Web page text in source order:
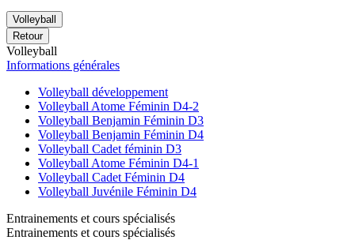
Volleyball
Retour
Volleyball
Informations générales
Volleyball développement
Volleyball Atome Féminin D4-2
Volleyball Benjamin Féminin D3
Volleyball Benjamin Féminin D4
Volleyball Cadet féminin D3
Volleyball Atome Féminin D4-1
Volleyball Cadet Féminin D4
Volleyball Juvénile Féminin D4
Entrainements et cours spécialisés
Entrainements et cours spécialisés